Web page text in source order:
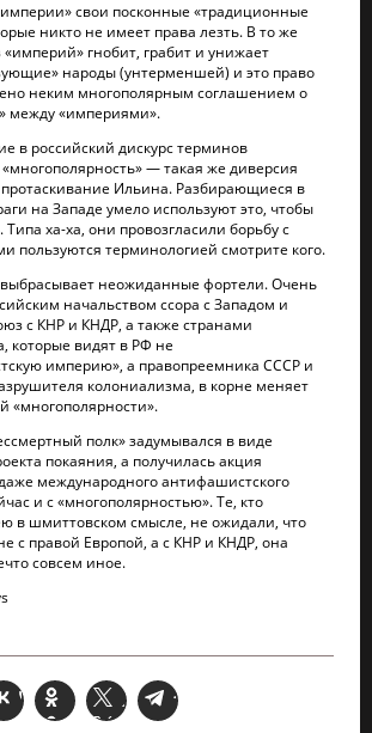
свои посконные «традиционные
никто не имеет права лезть. В то же
гнобит, грабит и унижает
народы (унтерменшей) и это право
неким многополярным соглашением о
между «империями».
в российский дискурс терминов
«многополярность» — такая же диверсия
Ильина. Разбирающиеся в
на Западе умело используют это, чтобы
Типа ха-ха, они провозгласили борьбу с
пользуются терминологией смотрите кого.
неожиданные фортели. Очень
начальством ссора с Западом и
с КНР и КНДР, а также странами
которые видят в РФ не
империю», а правопреемника СССР и
колониализма, в корне меняет
«многополярности».
полк» задумывался в виде
покаяния, а получилась акция
международного антифашистского
и с «многополярностью». Те, кто
в шмиттовском смысле, не ожидали, что
с правой Европой, а с КНР и КНДР, она
совсем иное.